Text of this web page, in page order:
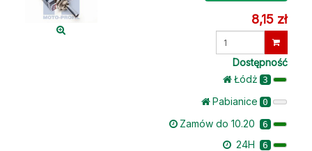
8,15 zł
Dostępność
Łódż 3
Pabianice 0
Zamów do 10.20 6
24H 6